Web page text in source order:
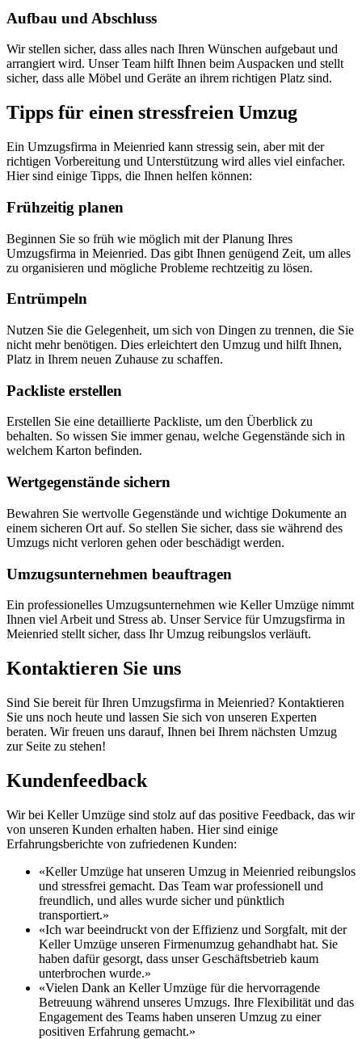
Aufbau und Abschluss
Wir stellen sicher, dass alles nach Ihren Wünschen aufgebaut und
arrangiert wird. Unser Team hilft Ihnen beim Auspacken und stellt
sicher, dass alle Möbel und Geräte an ihrem richtigen Platz sind.
Tipps für einen stressfreien Umzug
Ein Umzugsfirma in Meienried kann stressig sein, aber mit der
richtigen Vorbereitung und Unterstützung wird alles viel einfacher.
Hier sind einige Tipps, die Ihnen helfen können:
Frühzeitig planen
Beginnen Sie so früh wie möglich mit der Planung Ihres
Umzugsfirma in Meienried. Das gibt Ihnen genügend Zeit, um alles
zu organisieren und mögliche Probleme rechtzeitig zu lösen.
Entrümpeln
Nutzen Sie die Gelegenheit, um sich von Dingen zu trennen, die Sie
nicht mehr benötigen. Dies erleichtert den Umzug und hilft Ihnen,
Platz in Ihrem neuen Zuhause zu schaffen.
Packliste erstellen
Erstellen Sie eine detaillierte Packliste, um den Überblick zu
behalten. So wissen Sie immer genau, welche Gegenstände sich in
welchem Karton befinden.
Wertgegenstände sichern
Bewahren Sie wertvolle Gegenstände und wichtige Dokumente an
einem sicheren Ort auf. So stellen Sie sicher, dass sie während des
Umzugs nicht verloren gehen oder beschädigt werden.
Umzugsunternehmen beauftragen
Ein professionelles Umzugsunternehmen wie Keller Umzüge nimmt
Ihnen viel Arbeit und Stress ab. Unser Service für Umzugsfirma in
Meienried stellt sicher, dass Ihr Umzug reibungslos verläuft.
Kontaktieren Sie uns
Sind Sie bereit für Ihren Umzugsfirma in Meienried? Kontaktieren
Sie uns noch heute und lassen Sie sich von unseren Experten
beraten. Wir freuen uns darauf, Ihnen bei Ihrem nächsten Umzug
zur Seite zu stehen!
Kundenfeedback
Wir bei Keller Umzüge sind stolz auf das positive Feedback, das wir
von unseren Kunden erhalten haben. Hier sind einige
Erfahrungsberichte von zufriedenen Kunden:
«Keller Umzüge hat unseren Umzug in Meienried reibungslos
und stressfrei gemacht. Das Team war professionell und
freundlich, und alles wurde sicher und pünktlich
transportiert.»
«Ich war beeindruckt von der Effizienz und Sorgfalt, mit der
Keller Umzüge unseren Firmenumzug gehandhabt hat. Sie
haben dafür gesorgt, dass unser Geschäftsbetrieb kaum
unterbrochen wurde.»
«Vielen Dank an Keller Umzüge für die hervorragende
Betreuung während unseres Umzugs. Ihre Flexibilität und das
Engagement des Teams haben unseren Umzug zu einer
positiven Erfahrung gemacht.»